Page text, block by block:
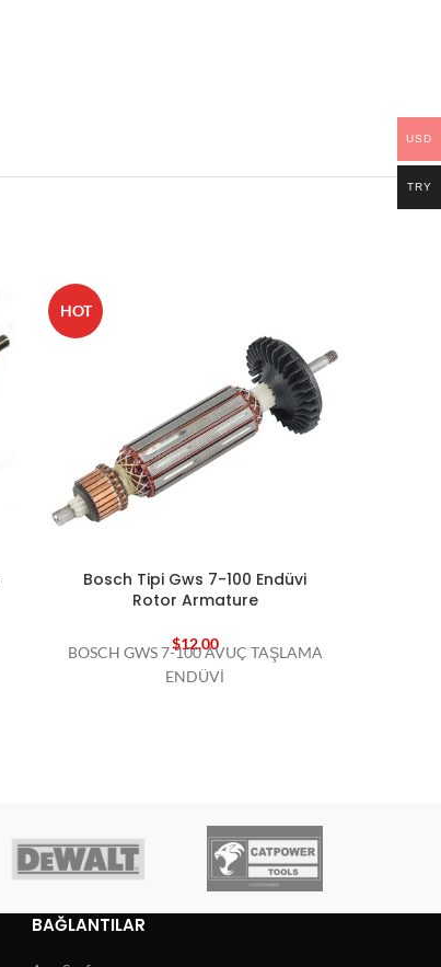
HOT
Bosch Tipi Gws 7-100 Endüvi
Rotor Armature
$12,00
BOSCH GWS 7-100 AVUÇ TAŞLAMA
ENDÜVİ
BAĞLANTILAR
USD
TRY